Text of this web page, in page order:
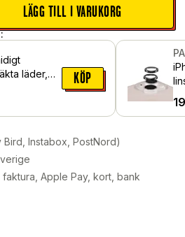
LÄGG TILL I VARUKORG
läder,
KÖP
Instabox, PostNord)
Apple Pay, kort, bank